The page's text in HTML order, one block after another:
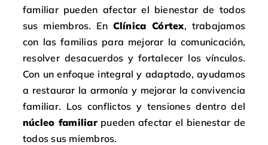
familiar pueden afectar el bienestar de todos
sus miembros. En Clínica Córtex, trabajamos
con las familias para mejorar la comunicación,
resolver desacuerdos y fortalecer los vínculos.
Con un enfoque integral y adaptado, ayudamos
a restaurar la armonía y mejorar la convivencia
familiar. Los conflictos y tensiones dentro del
núcleo familiarpueden afectar el bienestar de
todos sus miembros.